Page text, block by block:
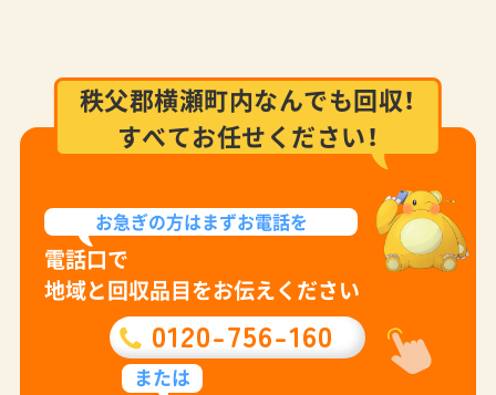
秩父郡横瀬町内なんでも回収！
すべてお任せください！
お急ぎの方はまずお電話を
電話口で
地域と回収品目をお伝えください
0120-756-160
または